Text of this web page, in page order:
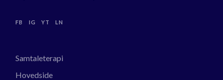
FB IG YT LN
Samtaleterapi
Hovedside